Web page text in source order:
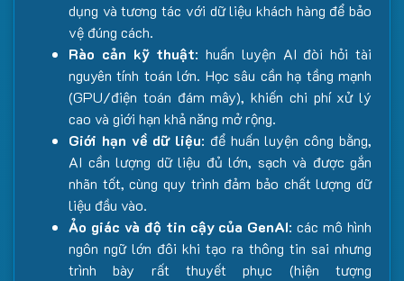
dụng và tương tác với dữ liệu khách hàng để bảo
vệ đúng cách.
Rào cản kỹ thuật: huấn luyện AI đòi hỏi tài
nguyên tính toán lớn. Học sâu cần hạ tầng mạnh
(GPU/điện toán đám mây), khiến chi phí xử lý
cao và giới hạn khả năng mở rộng.
Giới hạn về dữ liệu: để huấn luyện công bằng,
AI cần lượng dữ liệu đủ lớn, sạch và được gắn
nhãn tốt, cùng quy trình đảm bảo chất lượng dữ
liệu đầu vào.
Ảo giác và độ tin cậy của GenAI: các mô hình
ngôn ngữ lớn đôi khi tạo ra thông tin sai nhưng
trình bày rất thuyết phục (hiện tượng